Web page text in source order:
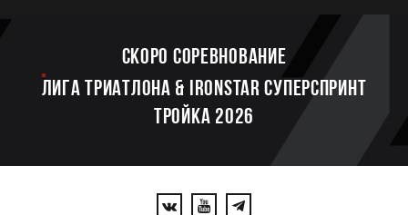
Скоро соревнование
ЛИГА ТРИАТЛОНА & IRONSTAR СУПЕРСПРИНТ
ТРОЙКА 2026